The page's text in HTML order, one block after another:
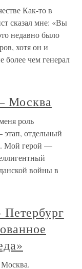
Как-то в
сказал мне: «Вы
недавно было
хотя он и
более чем генерал
Москва
роль
отдельный
Мой герой —
войны в